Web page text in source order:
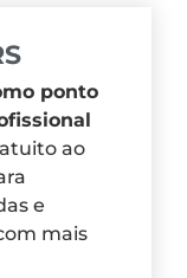
ponto
ao
e
mais